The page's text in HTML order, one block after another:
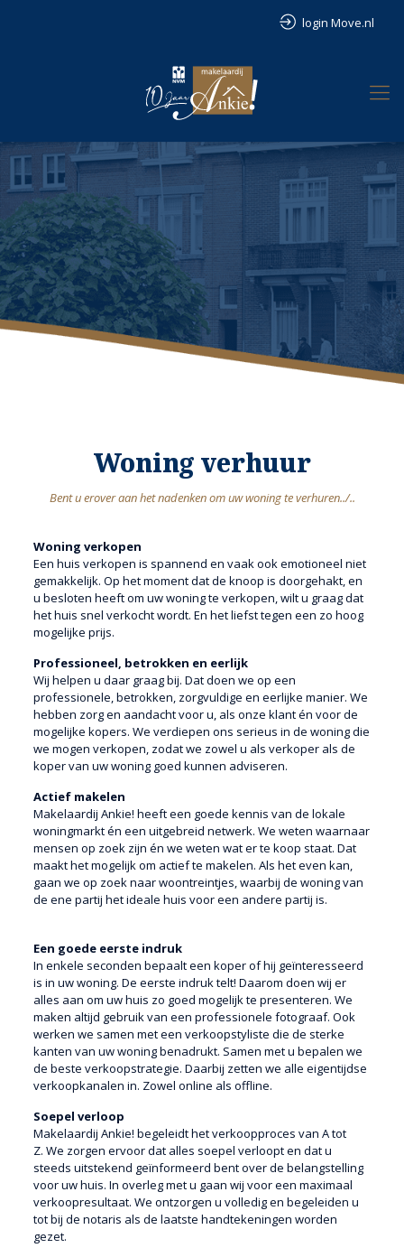
login Move.nl
Woning verhuur
Bent u erover aan het nadenken om uw woning te verhuren../..
Woning verkopen
Een huis verkopen is spannend en vaak ook emotioneel niet
gemakkelijk. Op het moment dat de knoop is doorgehakt, en
u besloten heeft om uw woning te verkopen, wilt u graag dat
het huis snel verkocht wordt. En het liefst tegen een zo hoog
mogelijke prijs.
Professioneel, betrokken en eerlijk
Wij helpen u daar graag bij. Dat doen we op een
professionele, betrokken, zorgvuldige en eerlijke manier. We
hebben zorg en aandacht voor u, als onze klant én voor de
mogelijke kopers. We verdiepen ons serieus in de woning die
we mogen verkopen, zodat we zowel u als verkoper als de
koper van uw woning goed kunnen adviseren.
Actief makelen
Makelaardij Ankie! heeft een goede kennis van de lokale
woningmarkt én een uitgebreid netwerk. We weten waarnaar
mensen op zoek zijn én we weten wat er te koop staat. Dat
maakt het mogelijk om actief te makelen. Als het even kan,
gaan we op zoek naar woontreintjes, waarbij de woning van
de ene partij het ideale huis voor een andere partij is.
Een goede eerste indruk
In enkele seconden bepaalt een koper of hij geïnteresseerd
is in uw woning. De eerste indruk telt! Daarom doen wij er
alles aan om uw huis zo goed mogelijk te presenteren. We
maken altijd gebruik van een professionele fotograaf. Ook
werken we samen met een verkoopstyliste die de sterke
kanten van uw woning benadrukt. Samen met u bepalen we
de beste verkoopstrategie. Daarbij zetten we alle eigentijdse
verkoopkanalen in. Zowel online als offline.
Soepel verloop
Makelaardij Ankie! begeleidt het verkoopproces van A tot
Z. We zorgen ervoor dat alles soepel verloopt en dat u
steeds uitstekend geïnformeerd bent over de belangstelling
voor uw huis. In overleg met u gaan wij voor een maximaal
verkoopresultaat. We ontzorgen u volledig en begeleiden u
tot bij de notaris als de laatste handtekeningen worden
gezet.